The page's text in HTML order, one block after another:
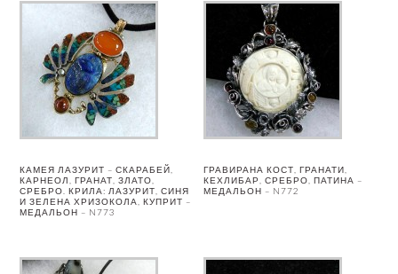
КАМЕЯ ЛАЗУРИТ – СКАРАБЕЙ,
КАРНЕОЛ, ГРАНАТ, ЗЛАТО,
СРЕБРО. КРИЛА: ЛАЗУРИТ, СИНЯ
И ЗЕЛЕНА ХРИЗОКОЛА, КУПРИТ –
МЕДАЛЬОН – N773
ГРАВИРАНА КОСТ, ГРАНАТИ,
КЕХЛИБАР, СРЕБРО, ПАТИНА –
МЕДАЛЬОН – N772